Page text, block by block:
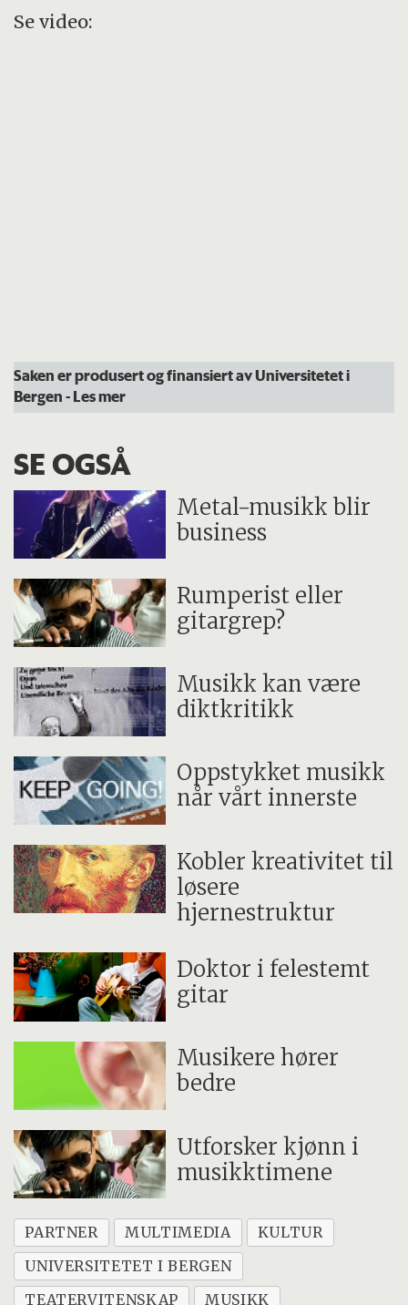
Se video:
Saken er produsert og finansiert av Universitetet i
Bergen- Les mer
SE OGSÅ
Metal-musikk blir
business
Rumperist eller
gitargrep?
Musikk kan være
diktkritikk
Oppstykket musikk
når vårt innerste
Kobler kreativitet til
løsere
hjernestruktur
Doktor i felestemt
gitar
Musikere hører
bedre
Utforsker kjønn i
musikktimene
PARTNER MULTIMEDIA
KULTUR
UNIVERSITETET I BERGEN
TEATERVITENSKAP
MUSIKK